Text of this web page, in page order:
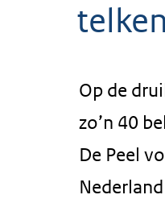
Op de
zo’n 40
De Peel